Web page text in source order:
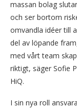
massan bolag
och ser bortom
omvandla idéer till
del av löpande
med vårt team
riktigt, säger Sofie
HiQ.
I sin nya roll